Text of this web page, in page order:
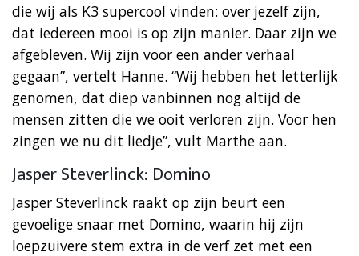
die wij als K3 supercool vinden: over jezelf zijn,
dat iedereen mooi is op zijn manier. Daar zijn we
afgebleven. Wij zijn voor een ander verhaal
gegaan”, vertelt Hanne. “Wij hebben het letterlijk
genomen, dat diep vanbinnen nog altijd de
mensen zitten die we ooit verloren zijn. Voor hen
zingen we nu dit liedje”, vult Marthe aan.
Jasper Steverlinck: Domino
Jasper Steverlinck raakt op zijn beurt een
gevoelige snaar met Domino, waarin hij zijn
loepzuivere stem extra in de verf zet met een